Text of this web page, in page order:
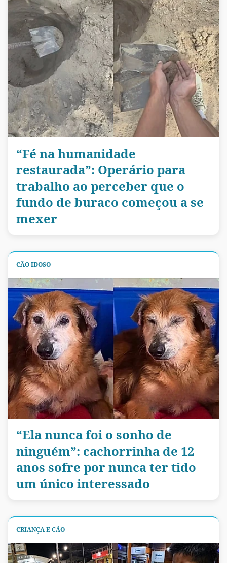
“Fé na humanidade
restaurada”: Operário para
trabalho ao perceber que o
fundo de buraco começou a se
mexer
CÃO IDOSO
“Ela nunca foi o sonho de
ninguém”: cachorrinha de 12
anos sofre por nunca ter tido
um único interessado
CRIANÇA E CÃO